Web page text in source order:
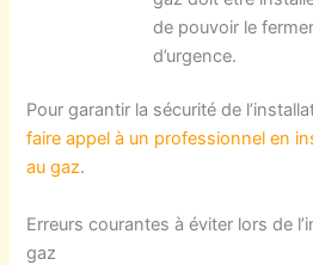
de pouvoir le
d’urgence.
Pour garantir la sécurité de
faire appel à un professionnel en
au gaz.
Erreurs courantes à éviter lors de
gaz